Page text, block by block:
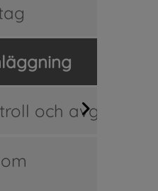
och avgifter